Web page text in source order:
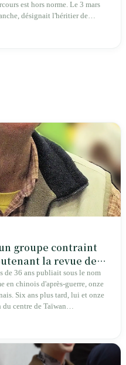
est hors norme. Le 3 mars
désignait l'héritier de
construit le cœur de la
à en assumer le coût.
groupe contraint
la revue de
de Taïwan
de 36 ans publiait sous le nom
en chinois d'après-guerre, onze
Six ans plus tard, lui et onze
du centre de Taïwan
générationnel en une